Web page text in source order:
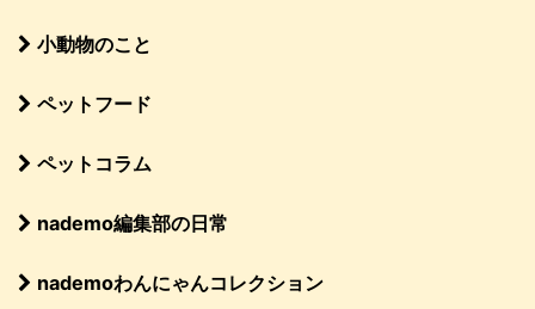
小動物のこと
ペットフード
ペットコラム
nademo編集部の日常
nademoわんにゃんコレクション